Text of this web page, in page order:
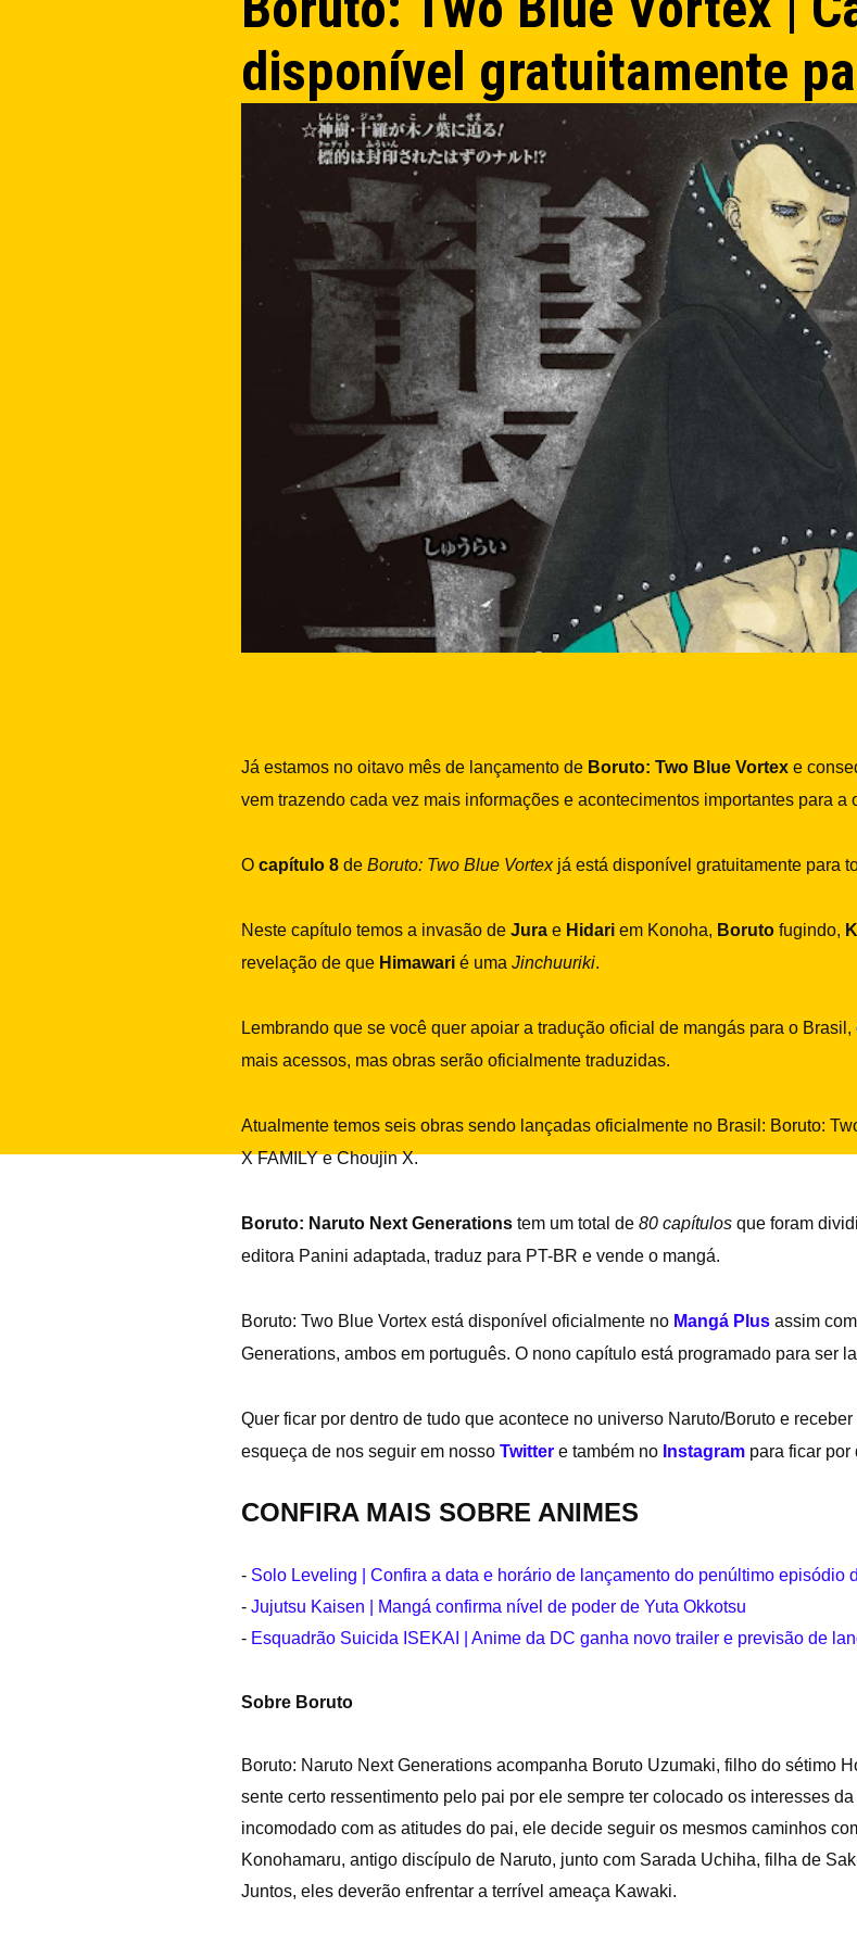
disponível gratuitamente
Já estamos no oitavo mês de lançamento de Boruto: Two Blue Vortex e
vem trazendo cada vez mais informações e acontecimentos importantes para a
O capítulo 8 de Boruto: Two Blue Vortexjá está disponível gratuitamente para
Neste capítulo temos a invasão de Jura e Hidari em Konoha, Boruto fugindo,
revelação de que Himawari é uma Jinchuuriki.
Lembrando que se você quer apoiar a tradução oficial de mangás para o
mais acessos, mas obras serão oficialmente traduzidas.
Atualmente temos seis obras sendo lançadas oficialmente no Brasil: Boruto:
X FAMILY e Choujin X.
Boruto: Naruto Next Generations tem um total de 80 capítulos que foram
editora Panini adaptada, traduz para PT-BR e vende o mangá.
Boruto: Two Blue Vortex está disponível oficialmente no Mangá Plus assim
Generations, ambos em português. O nono capítulo está programado para ser
Quer ficar por dentro de tudo que acontece no universo Naruto/Boruto e
esqueça de nos seguir em nosso Twitter e também no Instagram para ficar por
CONFIRA MAIS SOBRE ANIMES
- Solo Leveling | Confira a data e horário de lançamento do penúltimo episódio
- Jujutsu Kaisen | Mangá confirma nível de poder de Yuta Okkotsu
- Esquadrão Suicida ISEKAI | Anime da DC ganha novo trailer e previsão de
Sobre Boruto
Boruto: Naruto Next Generations acompanha Boruto Uzumaki, filho do sétimo
sente certo ressentimento pelo pai por ele sempre ter colocado os interesses
incomodado com as atitudes do pai, ele decide seguir os mesmos caminhos
Konohamaru, antigo discípulo de Naruto, junto com Sarada Uchiha, filha de
Juntos, eles deverão enfrentar a terrível ameaça Kawaki.